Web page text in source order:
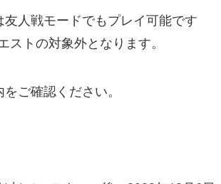
人戦モードでもプレイ可能です
ストの対象外となります。
ご確認ください。